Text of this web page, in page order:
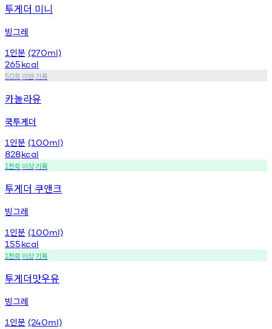
투게더 미니
빙그레
1 인분 (270ml)
265kcal
50회 미만기록
카놀라유
쿡투게더
1 인분 (100ml)
828kcal
1천회 이상기록
투게더 쿠앤크
빙그레
1 인분 (100ml)
155kcal
1천회 이상기록
투게더맛우유
빙그레
1 인분 (240ml)